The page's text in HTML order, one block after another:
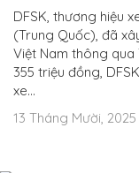
DFSK, thương hiệu
(Trung Quốc), đã
Việt Nam thông qua
355 triệu đồng,
xe…
13 Tháng Mười,